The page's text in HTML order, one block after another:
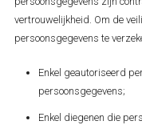
vertrouwelijkheid. Om de
persoonsgegevens te
Enkel geautoriseerd
persoonsgegevens;
Enkel diegenen die